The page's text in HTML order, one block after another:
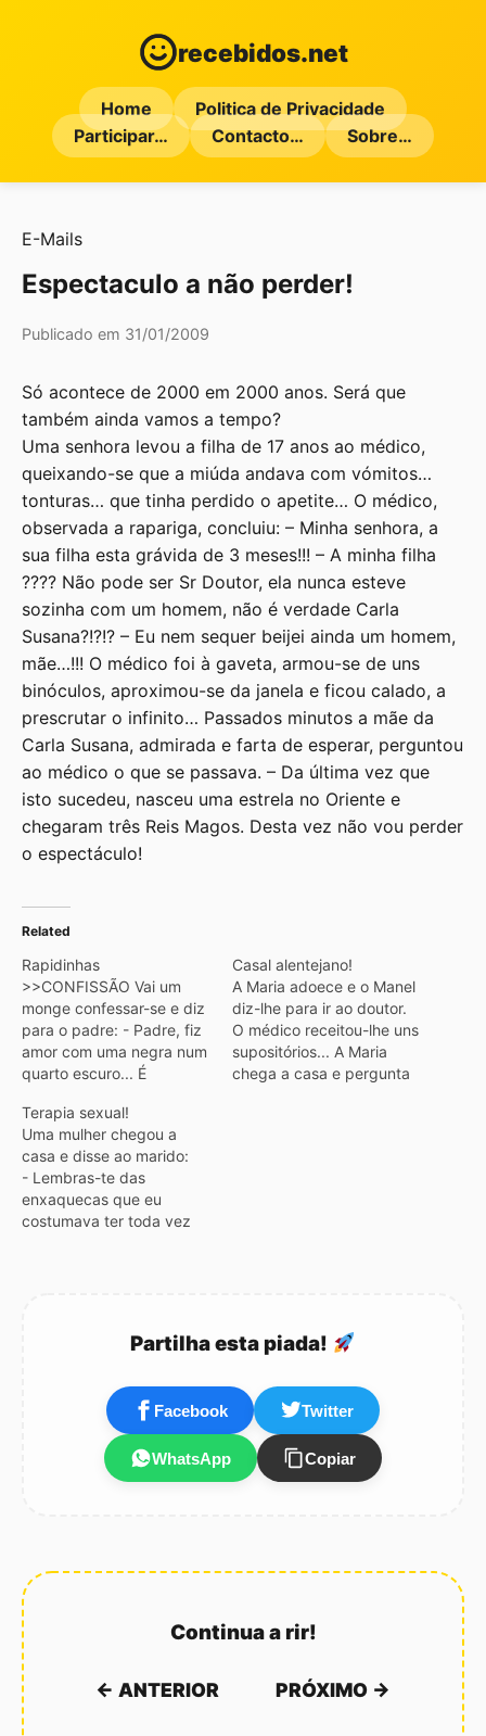
recebidos.net
Home
Politica de Privacidade
Participar…
Contacto… Sobre…
E-Mails
Espectaculo a não perder!
Publicado em 31/01/2009
Só acontece de 2000 em 2000 anos. Será que
também ainda vamos a tempo?
Uma senhora levou a filha de 17 anos ao médico,
queixando-se que a miúda andava com vómitos…
tonturas… que tinha perdido o apetite… O médico,
observada a rapariga, concluiu: – Minha senhora, a
sua filha esta grávida de 3 meses!!! – A minha filha
???? Não pode ser Sr Doutor, ela nunca esteve
sozinha com um homem, não é verdade Carla
Susana?!?!? – Eu nem sequer beijei ainda um homem,
mãe…!!! O médico foi à gaveta, armou-se de uns
binóculos, aproximou-se da janela e ficou calado, a
prescrutar o infinito… Passados minutos a mãe da
Carla Susana, admirada e farta de esperar, perguntou
ao médico o que se passava. – Da última vez que
isto sucedeu, nasceu uma estrela no Oriente e
chegaram três Reis Magos. Desta vez não vou perder
o espectáculo!
Related
Rapidinhas
>>CONFISSÃO Vai um
monge confessar-se e diz
para o padre: - Padre, fiz
amor com uma negra num
quarto escuro... É
É pontaria! >>NO
DEPARTAMENTO DE
IMIGRAÇÃO - Sexo? - 3
vezes por semana. -
Não... eu quero dizer
masculino ou feminino? -
Casal alentejano!
A Maria adoece e o Manel
diz-lhe para ir ao doutor.
O médico receitou-lhe uns
supositórios... A Maria
chega a casa e pergunta
Terapia sexual!
Uma mulher chegou a
casa e disse ao marido:
- Lembras-te das
enxaquecas que eu
costumava ter toda vez
hipnotizou! O médico
frente do espelho,…
Partilha esta piada!
Facebook Twitter
WhatsApp Copiar
Continua a rir!
← ANTERIOR PRÓXIMO →